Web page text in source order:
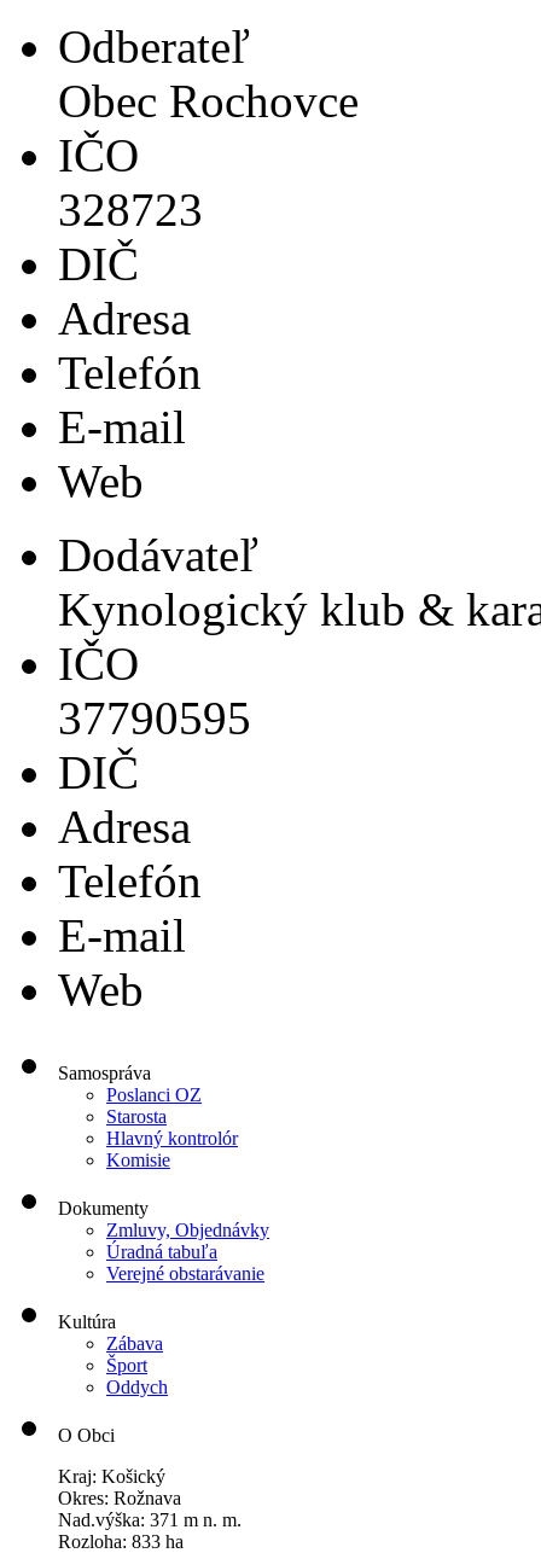
Odberateľ
Obec Rochovce
IČO
328723
DIČ
Adresa
Telefón
E-mail
Web
Dodávateľ
Kynologický klub &
IČO
37790595
DIČ
Adresa
Telefón
E-mail
Web
Samospráva
Poslanci OZ
Starosta
Hlavný kontrolór
Komisie
Dokumenty
Zmluvy, Objednávky
Úradná tabuľa
Verejné obstarávanie
Kultúra
Zábava
Šport
Oddych
O Obci
Kraj: Košický
Okres: Rožnava
Nad.výška: 371 m n. m.
Rozloha: 833 ha